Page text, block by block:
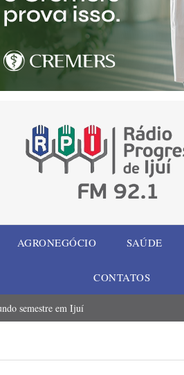
AGRONEGÓCIO SAÚDE
CONTATOS
semestre em Ijuí